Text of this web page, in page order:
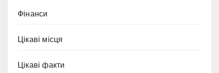
Фінанси
Цікаві місця
Цікаві факти